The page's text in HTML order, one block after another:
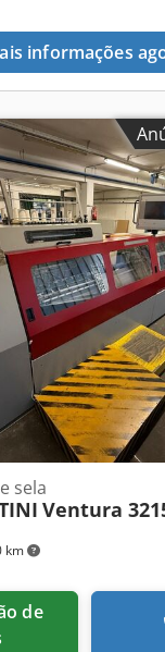
informações
km
sela
Ventura